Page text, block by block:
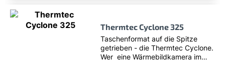
Thermtec Cyclone 325
Taschenformat auf die Spitze
getrieben - die Thermtec Cyclone.
Wer eine Wärmebildkamera im